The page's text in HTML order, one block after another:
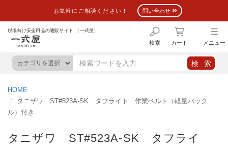
お気軽にご相談ください！ 問い合わせ
現場向け安全用品の通販サイト ［一式屋］
検索 カート メニュー
HOME
タニザワ ST#523A-SK タフライト 作業ベルト（軽量バック
ル）付き
タニザワ ST#523A-SK タフライ